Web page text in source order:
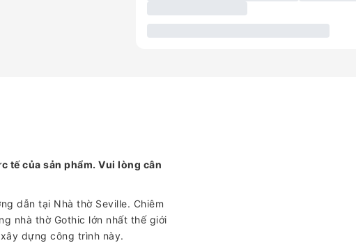
tế của sản phẩm. Vui lòng cân
dẫn tại Nhà thờ Seville. Chiêm
nhà thờ Gothic lớn nhất thế giới
dựng công trình này.